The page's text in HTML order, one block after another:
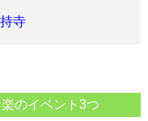
寺
のイベント3つ